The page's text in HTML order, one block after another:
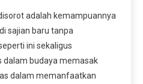
adalah kemampuannya
sajian baru tanpa
ini sekaligus
dalam budaya memasak
dalam memanfaatkan